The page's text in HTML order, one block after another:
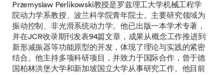
Przemysław Perlikowski教授是罗兹理工大学机械工程学
院动力学系教授、波兰科学院青年院士。主要研究领域为
振动控制、非光滑系统动力学。他已出版一本学术专著，
并在JCR收录期刊发表94篇文章，成果从概念工作推进到
新形减振器等功能原型的开发，体现了理论与实践的紧密
结合。他主持多项科研项目，并致力于国际合作，曾于德
国柏林洪堡大学和新加坡国立大学从事研究工作。他目前